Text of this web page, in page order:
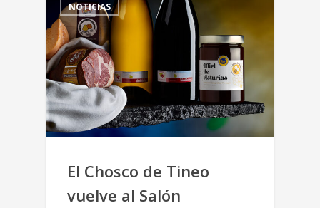
NOTICIAS
El Chosco de Tineo
vuelve al Salón